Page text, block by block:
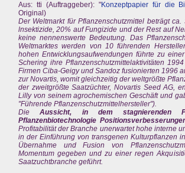
Aus: tti (Auftraggeber): "Konzeptpapier für die
Original)
Der Weltmarkt für Pflanzenschutzmittel beträgt
lnsektizide, 20% auf Fungizide und der Rest auf
keine nennenswerte Bedeutung. Das
Weltmarktes werden von 10 führenden
hohen Entwicklungsaufwendungen führte zu
Schering ihre Pflanzenschutzmittelaktivitäten
Firmen Ciba-Geigy und Sandoz fusionierten 1996
zur Novartis, womit gleichzeitig der weltgrößte
der zweitgrößte Saatzüchter, Novartis Seed AG,
Lilly von seinem agrochemischen Geschäft und
"Führende Pflanzenschutzmittelhersteller").
DieAussicht, in dem stagnierenden
Pflanzenbiotechnologie
Profitabilität der Branche unerwartet hohe interne
in der Einführung von transgenen Kulturpflanzen
Übernahme und Fusion von
Momentum gegeben und zu einer regen
Saatzuchtbranche geführt.